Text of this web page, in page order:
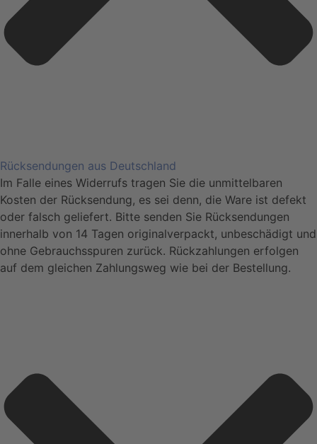
Rücksendungen aus Deutschland
Im Falle eines Widerrufs tragen Sie die unmittelbaren
Kosten der Rücksendung, es sei denn, die Ware ist defekt
oder falsch geliefert. Bitte senden Sie Rücksendungen
innerhalb von 14 Tagen originalverpackt, unbeschädigt und
ohne Gebrauchsspuren zurück. Rückzahlungen erfolgen
auf dem gleichen Zahlungsweg wie bei der Bestellung.